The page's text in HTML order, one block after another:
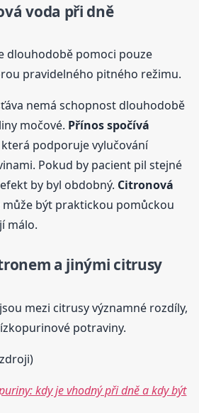
voda při dně
dlouhodobě pomoci pouze
pravidelného pitného režimu.
nemá schopnost dlouhodobě
močové. Přínos spočívá
která podporuje vylučování
Pokud by pacient pil stejné
by byl obdobný. Citronová
může být praktickou pomůckou
málo.
a jinými citrusy
mezi citrusy významné rozdíly,
potraviny.
kdy je vhodný při dně a kdy být